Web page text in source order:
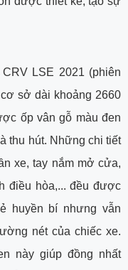
LSE 2021 (phiên
sở dài khoảng 2660
ốp vân gỗ màu đen
thu hút. Những chi tiết
xe, tay nắm mở cửa,
điều hòa,... đều được
huyền bí nhưng vẫn
nét của chiếc xe.
này giúp đồng nhất